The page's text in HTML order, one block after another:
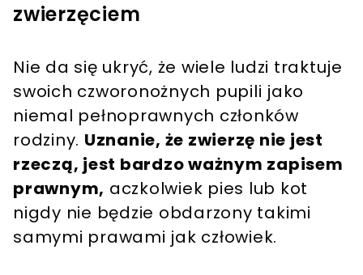
zwierzęciem
Nie da się ukryć, że wiele ludzi traktuje
swoich czworonożnych pupili jako
niemal pełnoprawnych członków
rodziny. Uznanie, że zwierzę nie jest
rzeczą, jest bardzo ważnym zapisem
prawnym, aczkolwiek pies lub kot
nigdy nie będzie obdarzony takimi
samymi prawami jak człowiek.